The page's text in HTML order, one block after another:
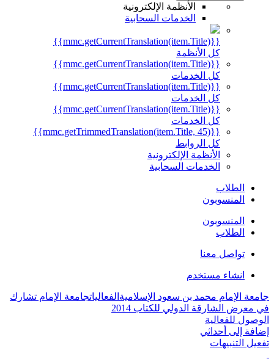
الأنظمة الإلكترونية
الخدمات السحابية
{{mmc.getCurrentTranslation(item.Title)}}
كل الأنظمة
{{mmc.getCurrentTranslation(item.Title)}}
كل الخدمات
{{mmc.getCurrentTranslation(item.Title)}}
كل الخدمات
{{mmc.getCurrentTranslation(item.Title)}}
كل الخدمات
{{mmc.getTrimmedTranslation(item.Title, 45)}}
كل الروابط
الأنظمة الإلكترونية
الخدمات السحابية
الطلاب
المنسوبون
المنسوبون
الطلاب
تواصل معنا
انشاء مستخدم
جامعة الإمام محمد بن سعود الإسلامية الفعالياتجامعة الإمام تشارك
في معرض الشارقة الدولي للكتاب 2014
الوصول للفعالية
إضافة إلى أحداثي
تفعيل التنبيهات